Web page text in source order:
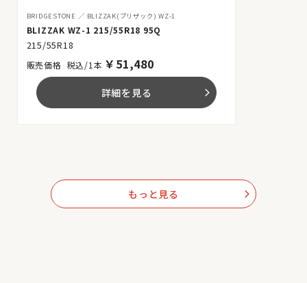
BRIDGESTONE BLIZZAK(ブリザック) WZ-1
BLIZZAK WZ-1 215/55R18 95Q
215/55R18
税込/1本 ￥ 51,480
詳細を見る arrow_forward_ios
もっと見る arrow_forward_ios